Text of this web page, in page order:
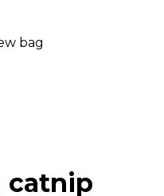
bag
catnip